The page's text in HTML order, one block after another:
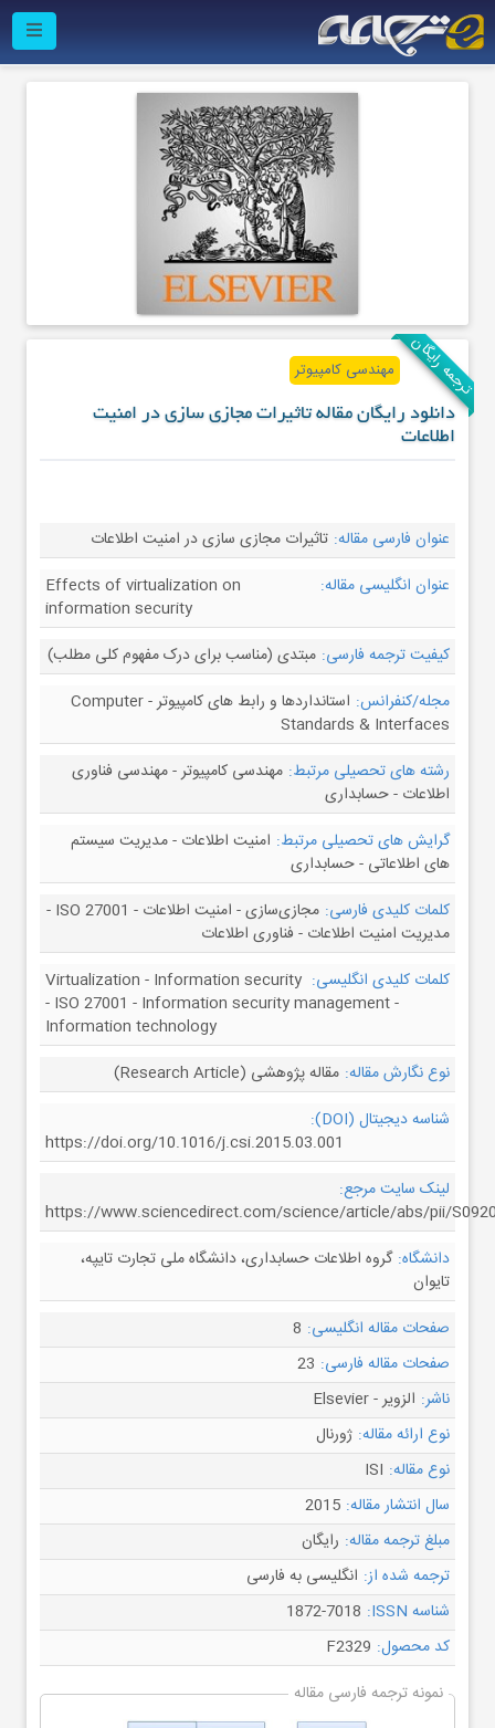
ترجمه رایگان مهندسی کامپیوتر
دانلود رایگان مقاله تاثیرات مجازی سازی در امنیت
اطلاعات
عنوان فارسی مقاله: تاثیرات مجازی سازی در امنیت اطلاعات
عنوان انگلیسی مقاله:
Effects of virtualization on
information security
کیفیت ترجمه فارسی: مبتدی (مناسب برای درک مفهوم کلی مطلب)
مجله/کنفرانس:
استانداردها و رابط های کامپیوتر - Computer
Standards & Interfaces
رشته های تحصیلی مرتبط: مهندسی کامپیوتر - مهندسی فناوری
اطلاعات - حسابداری
گرایش های تحصیلی مرتبط: امنیت اطلاعات - مدیریت سیستم
های اطلاعاتی - حسابداری
کلمات کلیدی فارسی:
مجازی‌سازی - امنیت اطلاعات - ISO 27001 -
مدیریت امنیت اطلاعات - فناوری اطلاعات
کلمات کلیدی انگلیسی: Virtualization - Information security
- ISO 27001 - Information security management -
Information technology
نوع نگارش مقاله: مقاله پژوهشی (Research Article)
شناسه دیجیتال (DOI):
https://doi.org/10.1016/j.csi.2015.03.001
لینک سایت مرجع:
https://www.sciencedirect.com/science/article/abs/pii/
دانشگاه: گروه اطلاعات حسابداری، دانشگاه ملی تجارت تایپه،
تایوان
صفحات مقاله انگلیسی: 8
صفحات مقاله فارسی: 23
ناشر: الزویر - Elsevier
نوع ارائه مقاله: ژورنال
نوع مقاله: ISI
سال انتشار مقاله: 2015
مبلغ ترجمه مقاله: رایگان
ترجمه شده از: انگلیسی به فارسی
شناسه ISSN:
1872-7018
کد محصول: F2329
نمونه ترجمه فارسی مقاله